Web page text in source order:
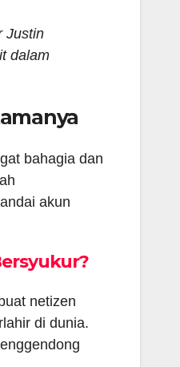
Justin
dalam
bahagia dan
akun
netizen
di dunia.